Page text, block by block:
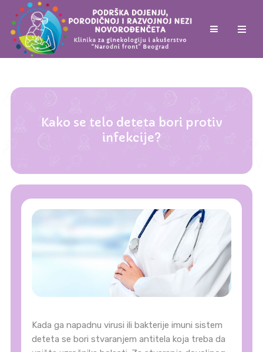
Kako se telo deteta bori protiv
infekcije?
Kada ga napadnu virusi ili bakterije imuni sistem
deteta se bori stvaranjem antitela koja treba da